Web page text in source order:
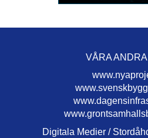
VÅRA
Digitala Medier /